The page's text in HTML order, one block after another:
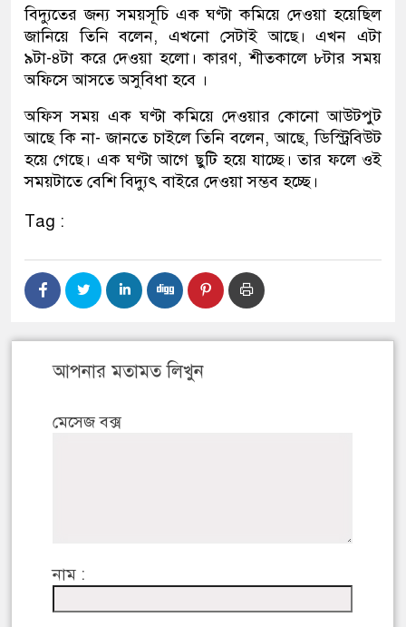
বিদ্যুতের জন্য সময়সূচি এক ঘণ্টা কমিয়ে দেওয়া হয়েছিল
জানিয়ে তিনি বলেন, এখনো সেটাই আছে। এখন এটা
৯টা-৪টা করে দেওয়া হলো। কারণ, শীতকালে ৮টার সময়
অফিসে আসতে অসুবিধা হবে ।
অফিস সময় এক ঘণ্টা কমিয়ে দেওয়ার কোনো আউটপুট
আছে কি না- জানতে চাইলে তিনি বলেন, আছে, ডিস্ট্রিবিউট
হয়ে গেছে। এক ঘণ্টা আগে ছুটি হয়ে যাচ্ছে। তার ফলে ওই
সময়টাতে বেশি বিদ্যুৎ বাইরে দেওয়া সম্ভব হচ্ছে।
Tag :
আপনার মতামত লিখুন
মেসেজ বক্স
নাম :